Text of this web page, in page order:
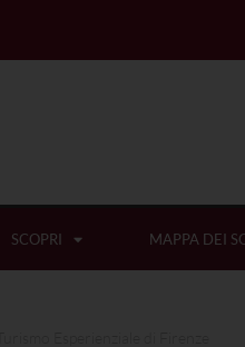
SCOPRI MAPPA DEI